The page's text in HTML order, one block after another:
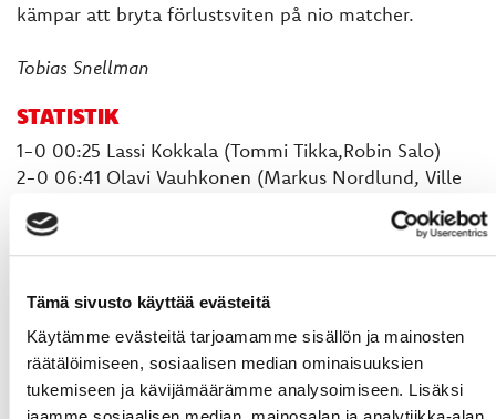
Tämä sivusto käyttää evästeitä
Käytämme evästeitä tarjoamamme sisällön ja mainosten
räätälöimiseen, sosiaalisen median ominaisuuksien
tukemiseen ja kävijämäärämme analysoimiseen. Lisäksi
kämpar att bryta förlustsviten på nio matcher.
Tobias Snellman
STATISTIK
1-0 00:25 Lassi Kokkala (Tommi Tikka,Robin Salo)
2-0 06:41 Olavi Vauhkonen (Markus Nordlund, Ville
2-1 23:19 Alexander Ruuttu (Arttu Ilomäki, Tommi
Jokinen)
Riikola) PP
2-3 34:36 Mikael Seppälä (Eetu Luostarinen)
2-4 43:45 Joonas Lyytinen (Balazs Sebok, Mikko
Nuutinen)